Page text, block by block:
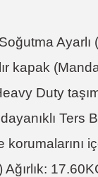
Ayarlı
kapak
Duty
Ters
korumalarını